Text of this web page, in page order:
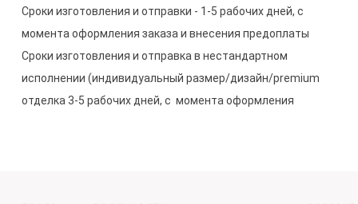
Сроки изготовления и отправки - 1-5 рабочих дней, с
момента оформления заказа и внесения предоплаты
Сроки изготовления и отправка в нестандартном
исполнении (индивидуальный размер/дизайн/premium
отделка 3-5 рабочих дней, с  момента оформления